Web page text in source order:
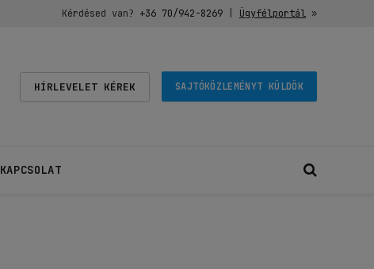
Kérdésed van? +36 70/942-8269| Ügyfélportál»
HÍRLEVELET KÉREK SAJTÓKÖZLEMÉNYT KÜLDÖK
KAPCSOLAT